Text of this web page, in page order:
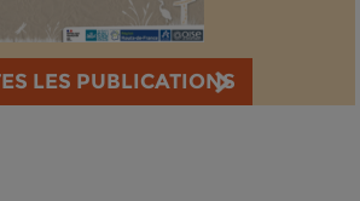
LES PUBLICATIONS